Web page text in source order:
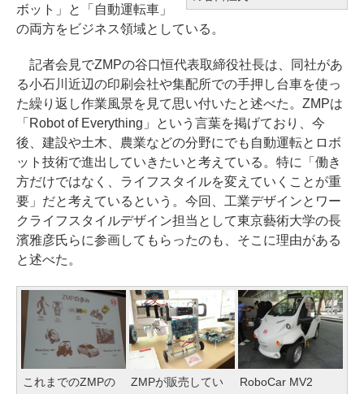
ボット」と「自動運転車」
の両方をビジネス領域としている。
記者会見でZMPの谷口恒代表取締役社長は、同社があ
る小石川近辺の印刷会社や集配所での手押し台車を使っ
た繰り返し作業風景を見て思い付いたと述べた。ZMPは
「Robot of Everything」という言葉を掲げており、今
後、建設や土木、農業などの分野にでも自動運転とロボ
ット技術で進出していきたいと考えている。特に「働き
方だけではなく、ライフスタイルを変えていくことが重
要」だと考えているという。今回、工業デザインとワー
クライフスタイルデザイン担当として東京藝術大学の長
濱雅彦氏らに参画してもらったのも、そこに理由がある
と述べた。
これまでのZMPの
ZMPが販売してい
RoboCar MV2